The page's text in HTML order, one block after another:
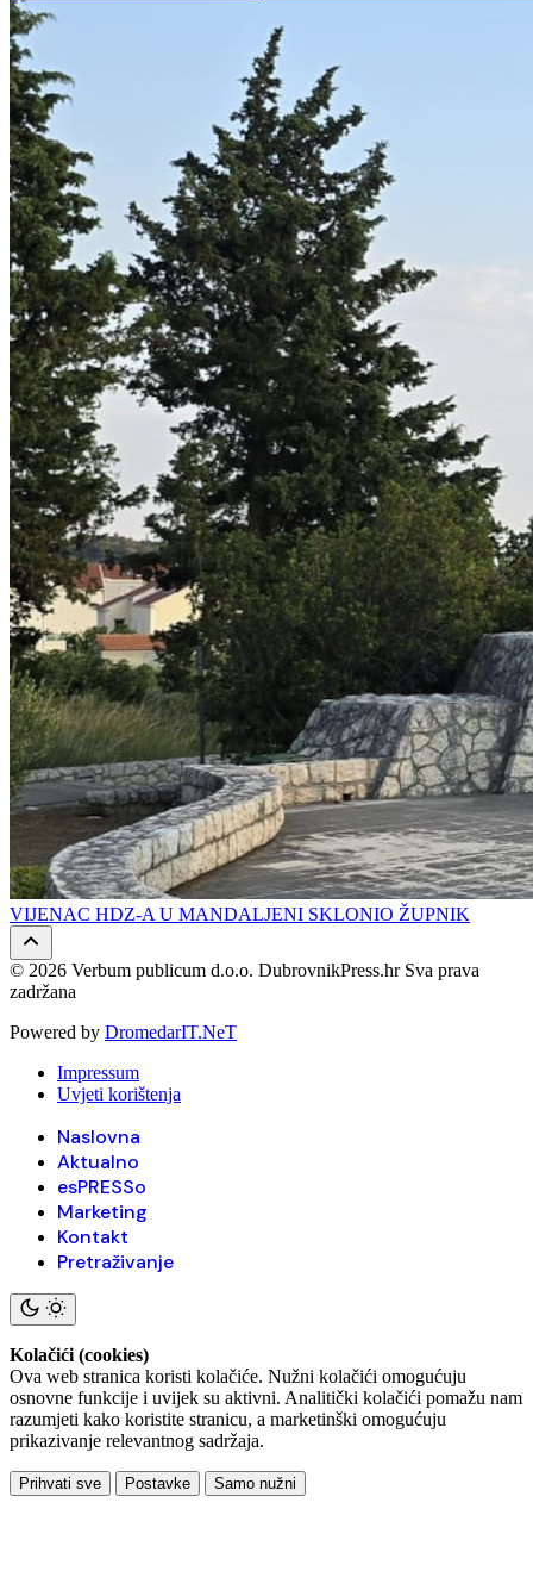
VIJENAC HDZ-A U MANDALJENI SKLONIO ŽUPNIK
© 2026 Verbum publicum d.o.o. DubrovnikPress.hr Sva prava
zadržana
Powered by DromedarIT.NeT
Impressum
Uvjeti korištenja
Naslovna
Aktualno
esPRESSo
Marketing
Kontakt
Pretraživanje
Kolačići (cookies)
Ova web stranica koristi kolačiće. Nužni kolačići omogućuju
osnovne funkcije i uvijek su aktivni. Analitički kolačići pomažu nam
razumjeti kako koristite stranicu, a marketinški omogućuju
prikazivanje relevantnog sadržaja.
Prihvati sve Postavke Samo nužni